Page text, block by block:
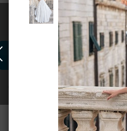
Профессионалы и услуги
Свадьба в Самаре Свадебные платья
Для Вас